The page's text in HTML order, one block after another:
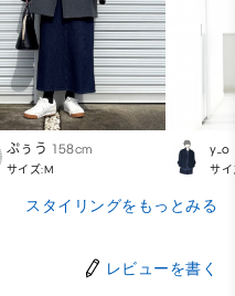
ぷぅう 158cm
サイズ:M
y_o
サ
スタイリングをもっとみる
レビューを書く